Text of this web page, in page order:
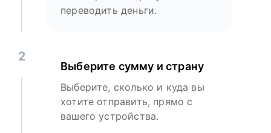
переводить деньги.
2
Выберите сумму и страну
Выберите, сколько и куда вы
хотите отправить, прямо с
вашего устройства.